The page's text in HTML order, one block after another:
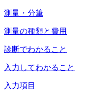
測量・分筆
測量の種類と費用
診断でわかること
入力してわかること
入力項目